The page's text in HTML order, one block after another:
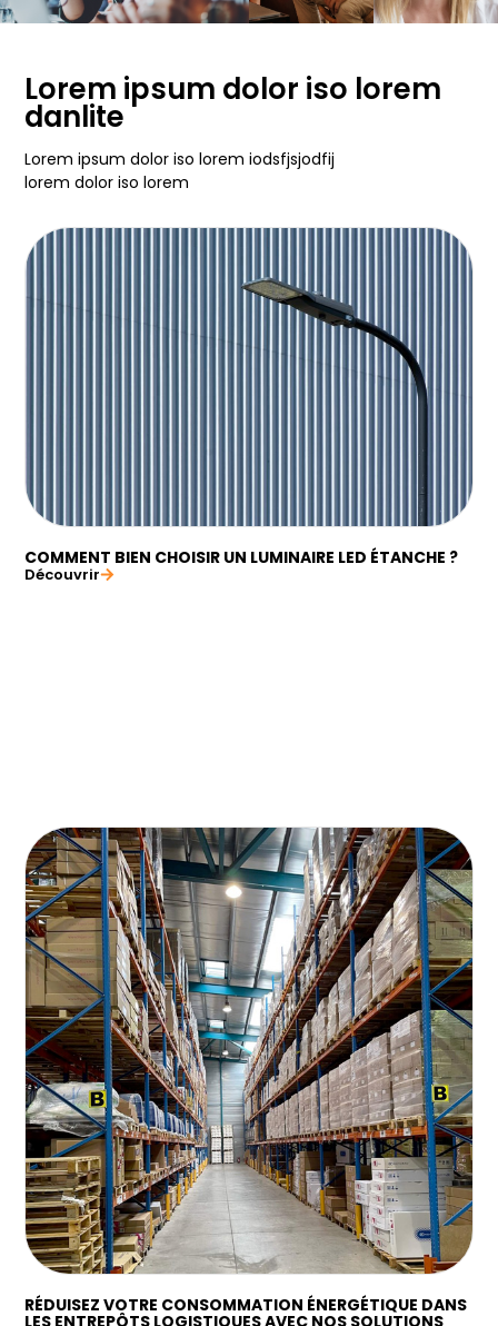
Lorem ipsum dolor iso lorem
danlite
Lorem ipsum dolor iso lorem iodsfjsjodfij
lorem dolor iso lorem
COMMENT BIEN CHOISIR UN LUMINAIRE LED ÉTANCHE ?
Découvrir
RÉDUISEZ VOTRE CONSOMMATION ÉNERGÉTIQUE DANS
LES ENTREPÔTS LOGISTIQUES AVEC NOS SOLUTIONS